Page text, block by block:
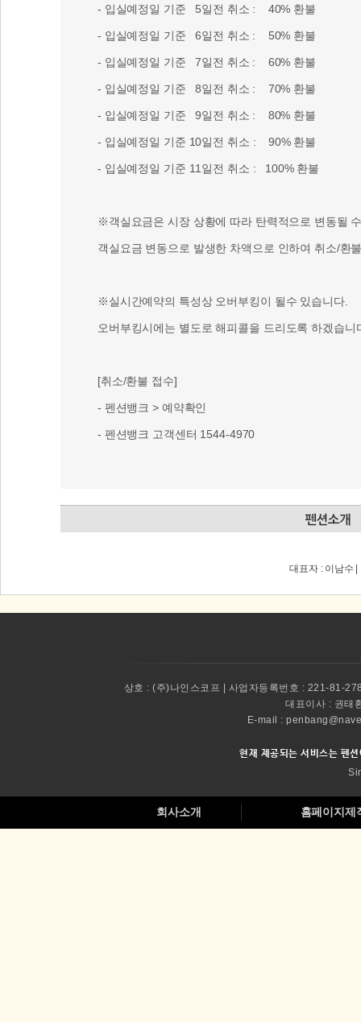
- 입실예정일 기준 5일전 취소 : 40% 환불
- 입실예정일 기준 6일전 취소 : 50% 환불
- 입실예정일 기준 7일전 취소 : 60% 환불
- 입실예정일 기준 8일전 취소 : 70% 환불
- 입실예정일 기준 9일전 취소 : 80% 환불
- 입실예정일 기준 10일전 취소 : 90% 환불
- 입실예정일 기준 11일전 취소 : 100% 환불
※객실요금은 시장 상황에 따라 탄력적으로 변동될
객실요금 변동으로 발생한 차액으로 인하여 취소/환
※실시간예약의 특성상 오버부킹이 될수 있습니다.
오버부킹시에는 별도로 해피콜을 드리도록 하겠습니
[취소/환불 접수]
- 펜션뱅크 > 예약확인
- 펜션뱅크 고객센터 1544-4970
대표자 : 이남수
상호 : (주)나인스코프 | 사업자등록번호 : 221-81-
대표이사 : 권태
E-mail :
현재 제공되는 서비스는 펜
회사소개 홈페이지제